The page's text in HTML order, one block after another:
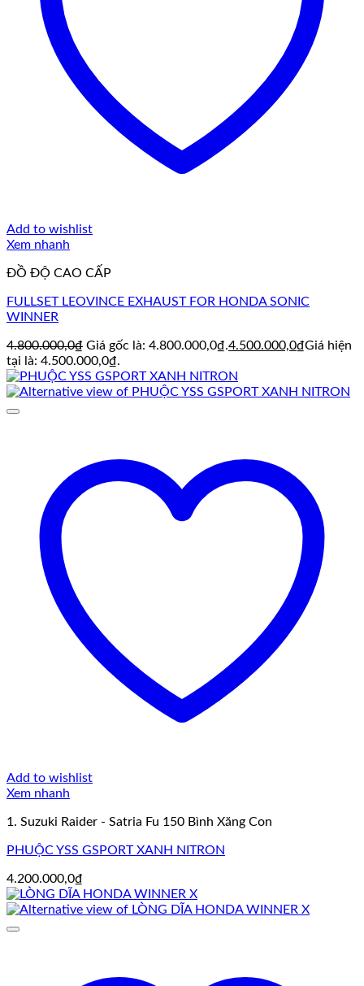
Add to wishlist
Xem nhanh
ĐỒ ĐỘ CAO CẤP
FULLSET LEOVINCE EXHAUST FOR HONDA SONIC
WINNER
4.800.000,0₫ Giá gốc là: 4.800.000,0₫.4.500.000,0₫Giá hiện
tại là: 4.500.000,0₫.
Add to wishlist
Xem nhanh
1. Suzuki Raider - Satria Fu 150 Bình Xăng Con
PHUỘC YSS GSPORT XANH NITRON
4.200.000,0₫